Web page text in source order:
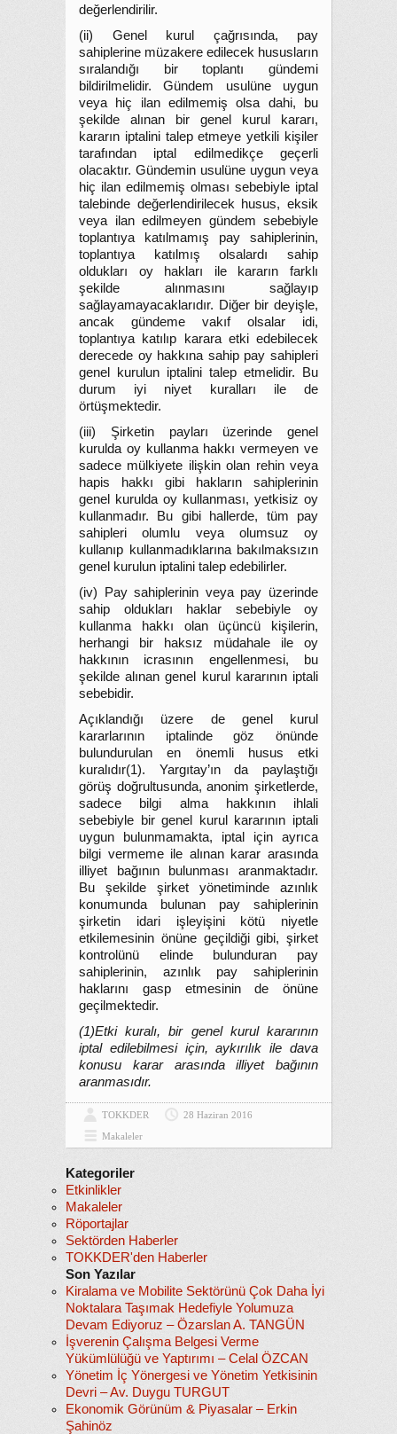
değerlendirilir.
(ii) Genel kurul çağrısında, pay
sahiplerine müzakere edilecek hususların
sıralandığı bir toplantı gündemi
bildirilmelidir. Gündem usulüne uygun
veya hiç ilan edilmemiş olsa dahi, bu
şekilde alınan bir genel kurul kararı,
kararın iptalini talep etmeye yetkili kişiler
tarafından iptal edilmedikçe geçerli
olacaktır. Gündemin usulüne uygun veya
hiç ilan edilmemiş olması sebebiyle iptal
talebinde değerlendirilecek husus, eksik
veya ilan edilmeyen gündem sebebiyle
toplantıya katılmamış pay sahiplerinin,
toplantıya katılmış olsalardı sahip
oldukları oy hakları ile kararın farklı
şekilde alınmasını sağlayıp
sağlayamayacaklarıdır. Diğer bir deyişle,
ancak gündeme vakıf olsalar idi,
toplantıya katılıp karara etki edebilecek
derecede oy hakkına sahip pay sahipleri
genel kurulun iptalini talep etmelidir. Bu
durum iyi niyet kuralları ile de
örtüşmektedir.
(iii) Şirketin payları üzerinde genel
kurulda oy kullanma hakkı vermeyen ve
sadece mülkiyete ilişkin olan rehin veya
hapis hakkı gibi hakların sahiplerinin
genel kurulda oy kullanması, yetkisiz oy
kullanmadır. Bu gibi hallerde, tüm pay
sahipleri olumlu veya olumsuz oy
kullanıp kullanmadıklarına bakılmaksızın
genel kurulun iptalini talep edebilirler.
(iv) Pay sahiplerinin veya pay üzerinde
sahip oldukları haklar sebebiyle oy
kullanma hakkı olan üçüncü kişilerin,
herhangi bir haksız müdahale ile oy
hakkının icrasının engellenmesi, bu
şekilde alınan genel kurul kararının iptali
sebebidir.
Açıklandığı üzere de genel kurul
kararlarının iptalinde göz önünde
bulundurulan en önemli husus etki
kuralıdır(1). Yargıtay’ın da paylaştığı
görüş doğrultusunda, anonim şirketlerde,
sadece bilgi alma hakkının ihlali
sebebiyle bir genel kurul kararının iptali
uygun bulunmamakta, iptal için ayrıca
bilgi vermeme ile alınan karar arasında
illiyet bağının bulunması aranmaktadır.
Bu şekilde şirket yönetiminde azınlık
konumunda bulunan pay sahiplerinin
şirketin idari işleyişini kötü niyetle
etkilemesinin önüne geçildiği gibi, şirket
kontrolünü elinde bulunduran pay
sahiplerinin, azınlık pay sahiplerinin
haklarını gasp etmesinin de önüne
geçilmektedir.
(1)Etki kuralı, bir genel kurul kararının
iptal edilebilmesi için, aykırılık ile dava
konusu karar arasında illiyet bağının
aranmasıdır.
TOKKDER
28 Haziran 2016
Makaleler
Kategoriler
Etkinlikler
Makaleler
Röportajlar
Sektörden Haberler
TOKKDER'den Haberler
Son Yazılar
Kiralama ve Mobilite Sektörünü Çok Daha İyi
Noktalara Taşımak Hedefiyle Yolumuza
Devam Ediyoruz – Özarslan A. TANGÜN
İşverenin Çalışma Belgesi Verme
Yükümlülüğü ve Yaptırımı – Celal ÖZCAN
Yönetim İç Yönergesi ve Yönetim Yetkisinin
Devri – Av. Duygu TURGUT
Ekonomik Görünüm & Piyasalar – Erkin
Şahinöz